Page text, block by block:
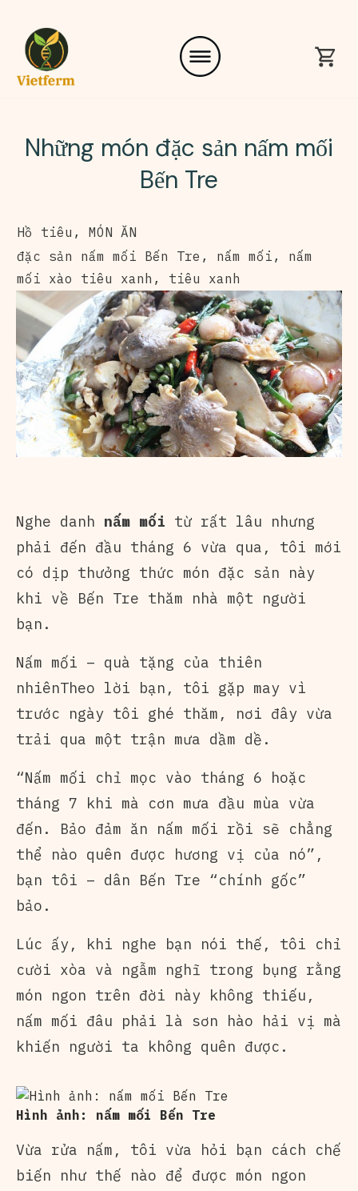
Những món đặc sản nấm mối
Bến Tre
Hồ tiêu , MÓN ĂN
đặc sản nấm mối Bến Tre , nấm mối , nấm
mối xào tiêu xanh , tiêu xanh
Nghe danh nấm mối từ rất lâu nhưng
phải đến đầu tháng 6 vừa qua, tôi mới
có dịp thưởng thức món đặc sản này
khi về Bến Tre thăm nhà một người
bạn.
Nấm mối – quà tặng của thiên
nhiênTheo lời bạn, tôi gặp may vì
trước ngày tôi ghé thăm, nơi đây vừa
trải qua một trận mưa dầm dề.
“Nấm mối chỉ mọc vào tháng 6 hoặc
tháng 7 khi mà cơn mưa đầu mùa vừa
đến. Bảo đảm ăn nấm mối rồi sẽ chẳng
thể nào quên được hương vị của nó”,
bạn tôi – dân Bến Tre “chính gốc”
bảo.
Lúc ấy, khi nghe bạn nói thế, tôi chỉ
cười xòa và ngẫm nghĩ trong bụng rằng
món ngon trên đời này không thiếu,
nấm mối đâu phải là sơn hào hải vị mà
khiến người ta không quên được.
Hình ảnh: nấm mối Bến Tre
Vừa rửa nấm, tôi vừa hỏi bạn cách chế
biến như thế nào để được món ngon